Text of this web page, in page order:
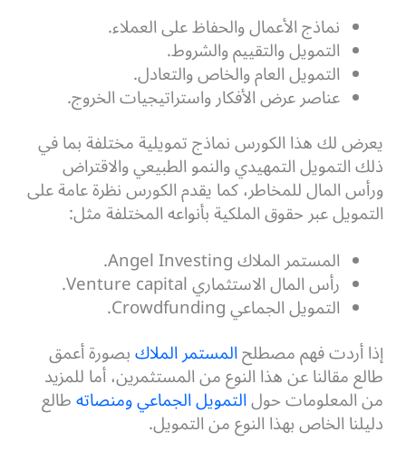
نماذج الأعمال والحفاظ على العملاء.
التمويل والتقييم والشروط.
التمويل العام والخاص والتعادل.
عناصر عرض الأفكار واستراتيجيات الخروج.
يعرض لك هذا الكورس نماذج تمويلية مختلفة بما في
ذلك التمويل التمهيدي والنمو الطبيعي والاقتراض
ورأس المال للمخاطر، كما يقدم الكورس نظرة عامة على
التمويل عبر حقوق الملكية بأنواعه المختلفة مثل:
المستمر الملاك Angel Investing.
رأس المال الاستثماري Venture capital.
التمويل الجماعي Crowdfunding.
إذا أردت فهم مصطلحالمستمر الملاكبصورة أعمق
طالع مقالنا عن هذا النوع من المستثمرين، أما للمزيد
من المعلومات حولالتمويل الجماعي ومنصاتهطالع
دليلنا الخاص بهذا النوع من التمويل.